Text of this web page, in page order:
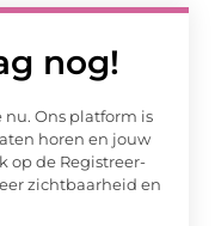
nog!
Ons platform is
horen en jouw
op de Registreer-
zichtbaarheid en